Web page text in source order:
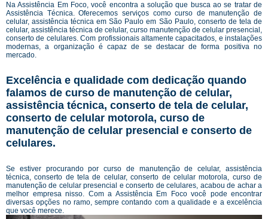
Na Assistência Em Foco, você encontra a solução que busca ao se tratar de
Assistência Técnica. Oferecemos serviços como curso de manutenção de
celular, assistência técnica em São Paulo em São Paulo, conserto de tela de
celular, assistência técnica de celular, curso manutenção de celular presencial,
conserto de celulares. Com profissionais altamente capacitados, e instalações
modernas, a organização é capaz de se destacar de forma positiva no
mercado.
Excelência e qualidade com dedicação quando
falamos de curso de manutenção de celular,
assistência técnica, conserto de tela de celular,
conserto de celular motorola, curso de
manutenção de celular presencial e conserto de
celulares.
Se estiver procurando por curso de manutenção de celular, assistência
técnica, conserto de tela de celular, conserto de celular motorola, curso de
manutenção de celular presencial e conserto de celulares, acabou de achar a
melhor empresa nisso. Com a Assistência Em Foco você pode encontrar
diversas opções no ramo, sempre contando com a qualidade e a excelência
que você merece.